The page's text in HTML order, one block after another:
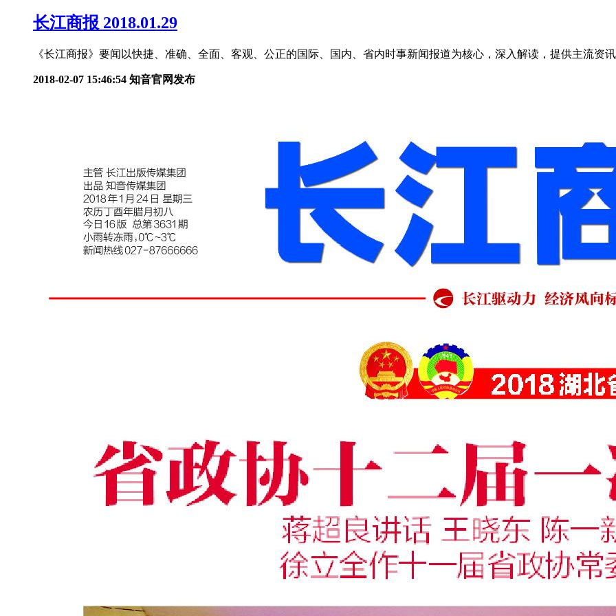
长江商报 2018.01.29
《长江商报》要闻以快捷、准确、全面、客观、公正的国际、国内、省内时事新闻报道为核心，深入解读，提供主流资
2018-02-07 15:46:54 知音官网发布